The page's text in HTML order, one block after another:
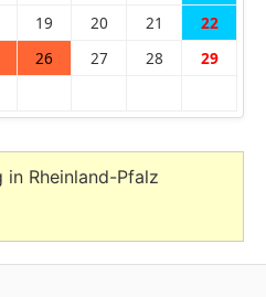
19 20 21 22
26 27 28 29
in Rheinland-Pfalz